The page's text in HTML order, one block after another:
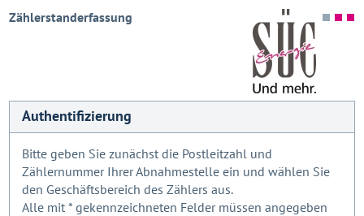
Zählerstanderfassung
Authentifizierung
Bitte geben Sie zunächst die Postleitzahl und
Zählernummer Ihrer Abnahmestelle ein und wählen Sie
den Geschäftsbereich des Zählers aus.
Alle mit* gekennzeichneten Felder müssen angegeben